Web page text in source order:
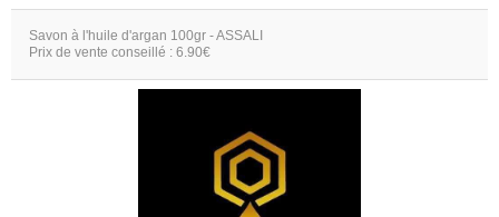
Savon à l'huile d'argan 100gr - ASSALI
Prix de vente conseillé : 6.90€